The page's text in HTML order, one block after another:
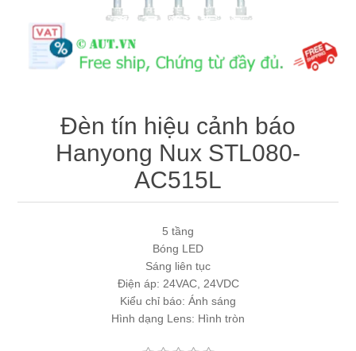
Máy tính công nghiệp
Động cơ servo 2 phase
Động cơ bước 2 phase
Quạt thông gió
Chưa Phân Loại
Phụ Kiện Siemens
Đèn tín hiệu cảnh báo
Hanyong Nux STL080-
AC515L
5 tầng
Bóng LED
Sáng liên tục
Điện áp: 24VAC, 24VDC
Kiểu chỉ báo: Ánh sáng
Hình dạng Lens: Hình tròn